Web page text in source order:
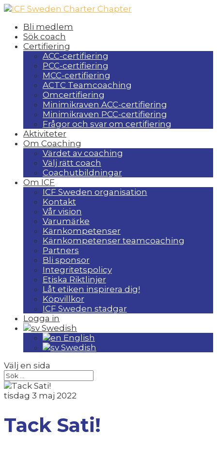
Bli medlem
Sök coach
Certifiering
ACC-certifiering
PCC-certifiering
MCC-certifiering
ACTC Teamcoaching
Omcertifiering
Minimikraven ACC-certifiering
Minimikraven PCC-certifiering
Frågor och svar om certifiering
Aktiviteter
Om Coaching
Värdet av coaching
Välj rätt coach
Coachutbildningar
Om ICF
ICF Sweden organisation
Kontakt
Vår vision
Varumärke
Kärnkompetenser
Kärnkompetenser teamcoaching
Partners
Bli sponsor
Integritetspolicy
Etiska Riktlinjer
Låt etiken inspirera dig!
Köpvillkor
ICF Sweden stadgar
Logga in
Swedish
English
Swedish
Välj en sida
tisdag 3 maj 2022
Tack Sati!